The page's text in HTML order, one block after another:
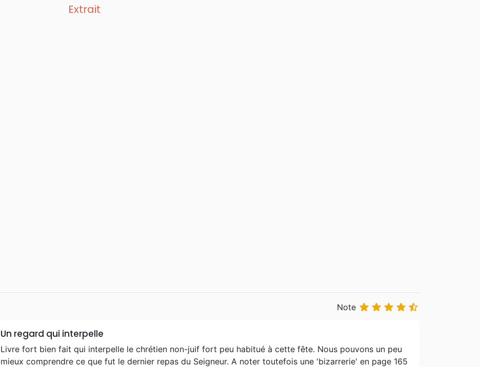
Extrait
Note     
Un regard qui interpelle
Livre fort bien fait qui interpelle le chrétien non-juif fort peu habitué à cette fête. Nous pouvons un peu
mieux comprendre ce que fut le dernier repas du Seigneur. A noter toutefois une 'bizarrerie' en page 165